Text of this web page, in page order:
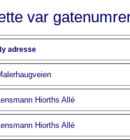
var
adresse
Lensmann Hiorths Allé
Lensmann Hiorths Allé